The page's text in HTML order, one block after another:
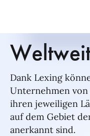
Dank Lexing
Unternehmen
ihren jeweiligen
auf dem Gebiet
anerkannt sind.